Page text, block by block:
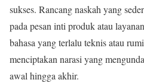
sukses. Rancang naskah yang
pada pesan inti produk atau
bahasa yang terlalu teknis atau
menciptakan narasi yang
awal hingga akhir.